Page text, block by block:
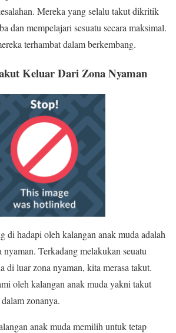
Mereka yang selalu takut dikritik
dan mempelajari sesuatu secara maksimal.
terhambat dalam berkembang.
Keluar Dari Zona Nyaman
di hadapi oleh kalangan anak muda adalah
Terkadang melakukan seuatu
di luar zona nyaman, kita merasa takut.
oleh kalangan anak muda yakni takut
zonanya.
anak muda memilih untuk tetap